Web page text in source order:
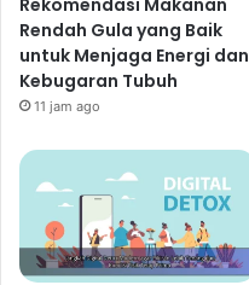
Rendah Gula yang Baik
untuk Menjaga Energi dan
Kebugaran Tubuh
11 jam ago